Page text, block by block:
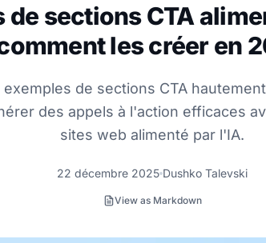
de sections CTA
les créer en
exemples de sections CTA
des appels à l'action efficaces
sites web alimenté par l'IA.
22 décembre 2025 Dushko Talevski
View as Markdown